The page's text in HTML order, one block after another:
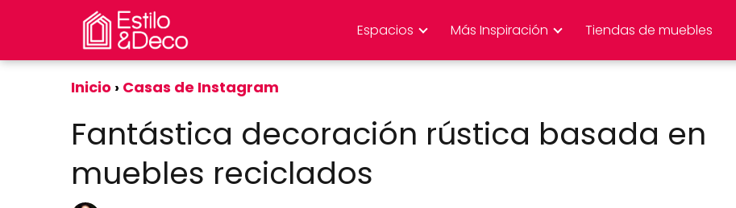
Espacios Más Inspiración Tiendas de muebles
Inicio Casas de Instagram
Fantástica decoración rústica basada en
muebles reciclados